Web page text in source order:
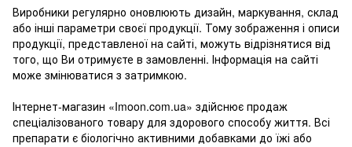
Виробники регулярно оновлюють дизайн, маркування, склад
або інші параметри своєї продукції. Тому зображення і описи
продукції, представленої на сайті, можуть відрізнятися від
того, що Ви отримуєте в замовленні. Інформація на сайті
може змінюватися з затримкою.
Інтернет-магазин «Imoon.com.ua» здійснює продаж
спеціалізованого товару для здорового способу життя. Всі
препарати є біологічно активними добавками до їжі або